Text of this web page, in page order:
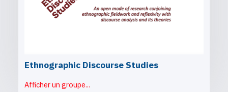
Ethnographic Discourse Studies
Afficher un groupe...